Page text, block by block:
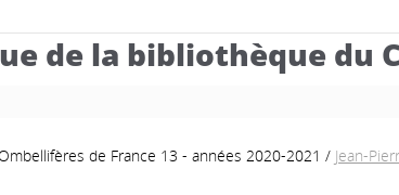
de la bibliothèque du
de France 13 - années 2020-2021 / Jean-